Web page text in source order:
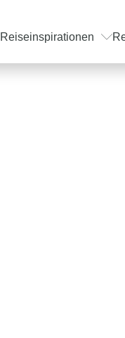
Reiseinspirationen